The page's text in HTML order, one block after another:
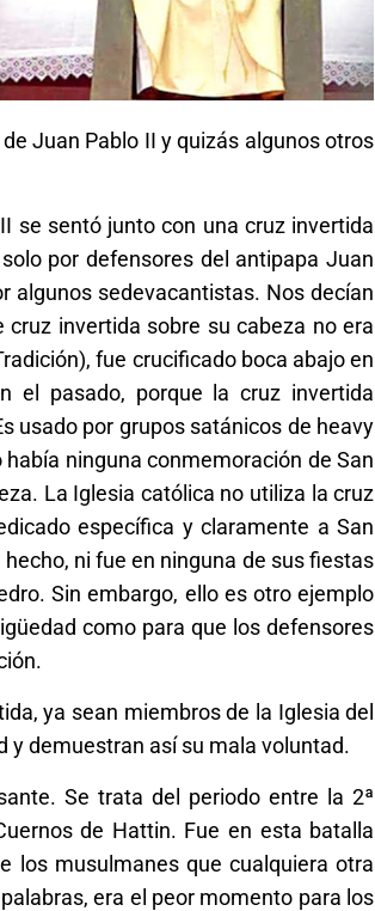
Juan Pablo II y quizás algunos otros
se sentó junto con una cruz invertida
por defensores del antipapa Juan
algunos sedevacantistas. Nos decían
invertida sobre su cabeza no era
fue crucificado boca abajo en
el pasado, porque la cruz invertida
usado por grupos satánicos de heavy
ninguna conmemoración de San
La Iglesia católica no utiliza la cruz
específica y claramente a San
ni fue en ninguna de sus fiestas
Sin embargo, ello es otro ejemplo
como para que los defensores
ya sean miembros de la Iglesia del
y demuestran así su mala voluntad.
Se trata del periodo entre la 2ª
de Hattin. Fue en esta batalla
los musulmanes que cualquiera otra
era el peor momento para los